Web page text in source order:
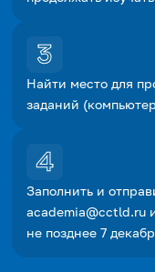
Найти место для
заданий
Заполнить и
academia@cctld.ru
не позднее 7